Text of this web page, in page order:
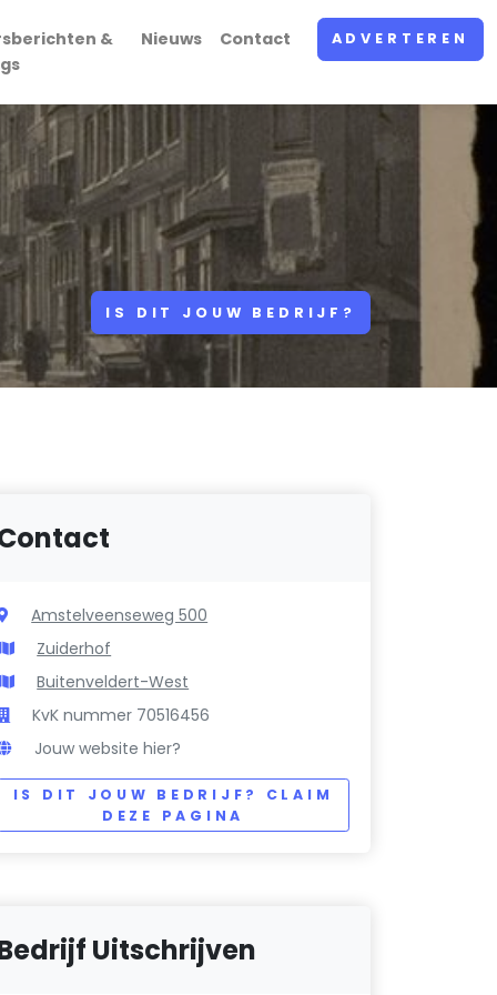
&
Nieuws Contact ADVERTEREN
IS DIT JOUW BEDRIJF?
Amstelveenseweg 500
Zuiderhof
Buitenveldert-West
KvK nummer 70516456
Jouw website hier?
IS DIT JOUW BEDRIJF? CLAIM
DEZE PAGINA
Uitschrijven